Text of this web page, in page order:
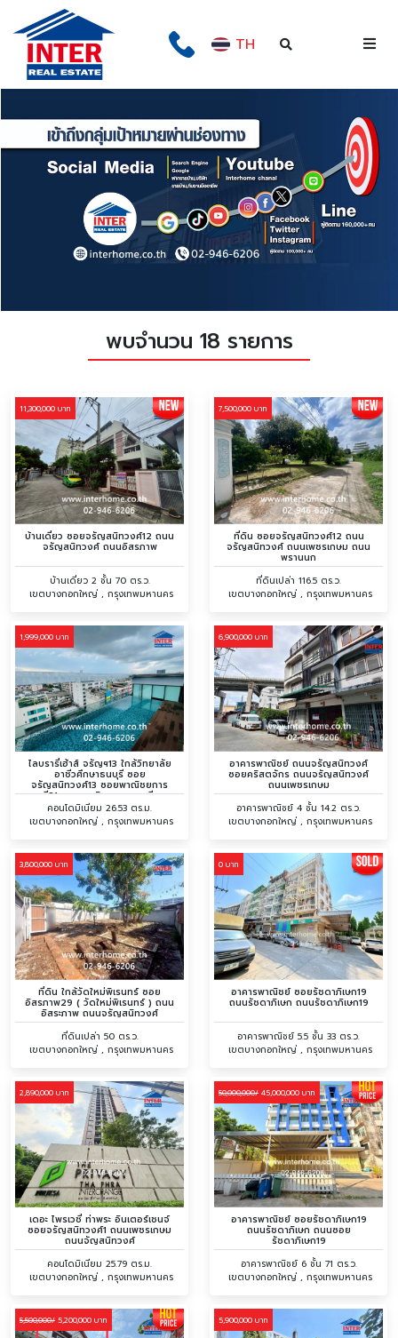
TH
พบจำนวน 18 รายการ
11,300,000 บาท
บ้านเดี่ยว ซอยจรัญสนิทวงศ์12 ถนน
จรัญสนิทวงศ์ ถนนอิสรภาพ
บ้านเดี่ยว 2 ชั้น 70 ตร.ว.
เขตบางกอกใหญ่ , กรุงเทพมหานคร
7,500,000 บาท
ที่ดิน ซอยจรัญสนิทวงศ์12 ถนน
จรัญสนิทวงศ์ ถนนเพชรเกษม ถนน
พรานนก
ที่ดินเปล่า 116.5 ตร.ว.
เขตบางกอกใหญ่ , กรุงเทพมหานคร
1,999,000 บาท
ไลบรารี่เฮ้าส์ จรัญฯ13 ใกล้วิทยาลัย
อาชีวศึกษาธนบุรี ซอย
จรัญสนิทวงศ์13 ซอยพาณิชยการ
ธนบุรี21 ถนนพาณิชยการธนบุรี ถนน
จรัญสนิทวงศ์
คอนโดมิเนียม 26.53 ตร.ม.
เขตบางกอกใหญ่ , กรุงเทพมหานคร
6,900,000 บาท
อาคารพาณิชย์ ถนนจรัญสนิทวงศ์
ซอยคริสตจักร ถนนจรัญสนิทวงศ์
ถนนเพชรเกษม
อาคารพาณิชย์ 4 ชั้น 14.2 ตร.ว.
เขตบางกอกใหญ่ , กรุงเทพมหานคร
3,800,000 บาท
ที่ดิน ใกล้วัดใหม่พิเรนทร์ ซอย
อิสรภาพ29 ( วัดใหม่พิเรนทร์ ) ถนน
อิสระภาพ ถนนจรัญสนิทวงศ์
ที่ดินเปล่า 50 ตร.ว.
เขตบางกอกใหญ่ , กรุงเทพมหานคร
0 บาท
อาคารพาณิชย์ ซอยรัชดาภิเษก19
ถนนรัชดาภิเษก ถนนรัชดาภิเษก19
อาคารพาณิชย์ 5.5 ชั้น 33 ตร.ว.
เขตบางกอกใหญ่ , กรุงเทพมหานคร
2,890,000 บาท
เดอะ ไพรเวชี่ ท่าพระ อินเตอร์เชนจ์
ซอยจรัญสนิทวงศ์1 ถนนเพชรเกษม
ถนนจัญสนิทวงศ์
คอนโดมิเนียม 25.79 ตร.ม.
เขตบางกอกใหญ่ , กรุงเทพมหานคร
50,000,000/ 45,000,000 บาท
อาคารพาณิชย์ ซอยรัชดาภิเษก19
ถนนรัชดาภิเษก ถนนซอย
รัชดาภิเษก19
อาคารพาณิชย์ 6 ชั้น 71 ตร.ว.
เขตบางกอกใหญ่ , กรุงเทพมหานคร
5,500,000/ 5,200,000 บาท 5,900,000 บาท